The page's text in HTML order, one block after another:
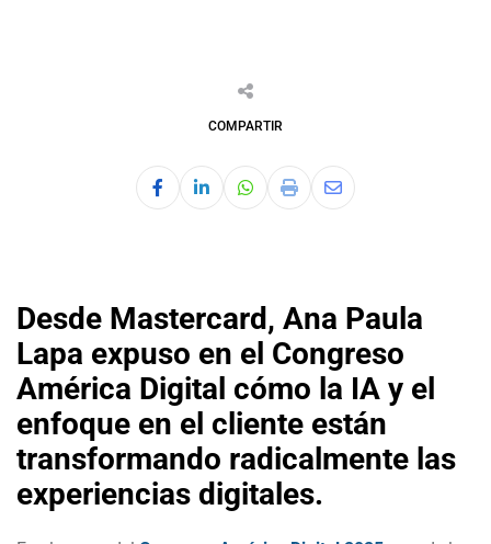
COMPARTIR
Desde Mastercard, Ana Paula
Lapa expuso en el Congreso
América Digital cómo la IA y el
enfoque en el cliente están
transformando radicalmente las
experiencias digitales.